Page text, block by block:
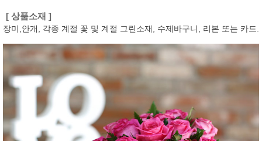
[ 상품소재 ]
장미,안개, 각종 계절 꽃 및 계절 그린소재, 수제바구니, 리본 또는 카드.